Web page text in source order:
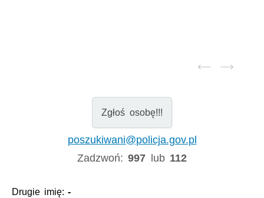
Zgłoś osobę!!!
poszukiwani@policja.gov.pl
Zadzwoń:997 lub 112
Drugie imię:-